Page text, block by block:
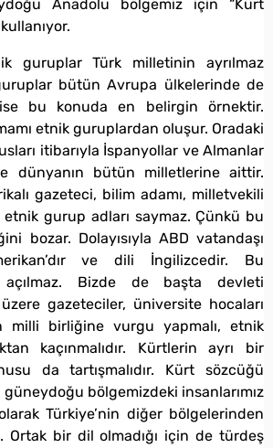
Anadolu bölgemiz için “Kürt
guruplar Türk milletinin ayrılmaz
bütün Avrupa ülkelerinde de
bu konuda en belirgin örnektir.
etnik guruplardan oluşur. Oradaki
itibarıyla İspanyollar ve Almanlar
dünyanın bütün milletlerine aittir.
gazeteci, bilim adamı, milletvekili
etnik gurup adları saymaz. Çünkü bu
bozar. Dolayısıyla ABD vatandaşı
ve dili İngilizcedir. Bu
açılmaz. Bizde de başta devleti
gazeteciler, üniversite hocaları
milli birliğine vurgu yapmalı, etnik
kaçınmalıdır. Kürtlerin ayrı bir
da tartışmalıdır. Kürt sözcüğü
bölgemizdeki insanlarımız
Türkiye’nin diğer bölgelerinden
Ortak bir dil olmadığı için de türdeş